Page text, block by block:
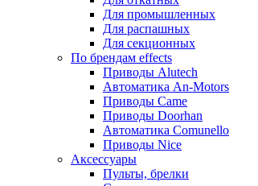
Для промышленных
Для распашных
Для секционных
По брендам effects
Приводы Alutech
Автоматика An-Motors
Приводы Came
Приводы Doorhan
Автоматика Comunello
Приводы Nice
Аксессуары
Пульты, брелки